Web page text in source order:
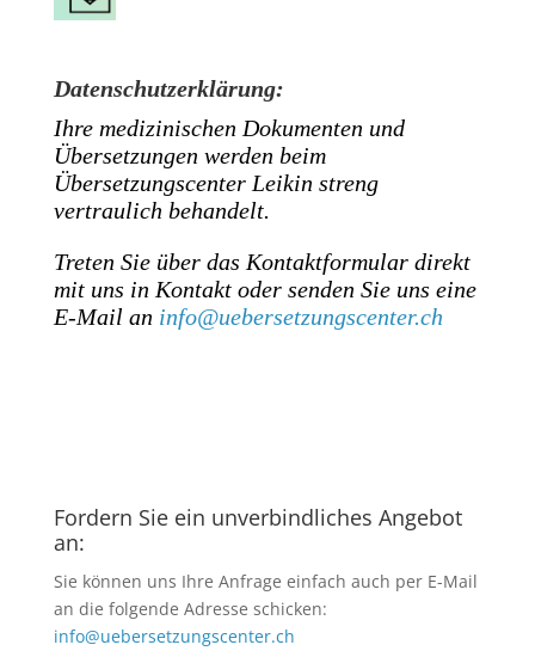
Datenschutzerklärung:
Ihre medizinischen Dokumenten und
Übersetzungen werden beim
Übersetzungscenter Leikin streng
vertraulich behandelt.
Treten Sie über das Kontaktformular direkt
mit uns in Kontakt oder senden Sie uns eine
E-Mail an info@uebersetzungscenter.ch
Fordern Sie ein unverbindliches Angebot
an:
Sie können uns Ihre Anfrage einfach auch per E-Mail
an die folgende Adresse schicken:
info@uebersetzungscenter.ch